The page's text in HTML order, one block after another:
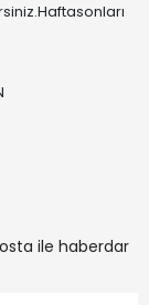
ile haberdar